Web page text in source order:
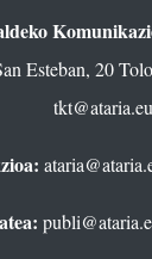
Esteban, 20